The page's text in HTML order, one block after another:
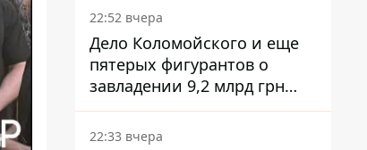
22:52 вчера
Дело Коломойского и еще
пятерых фигурантов о
завладении 9,2 млрд грн
ПриватБанка направили в
суд
22:33 вчера